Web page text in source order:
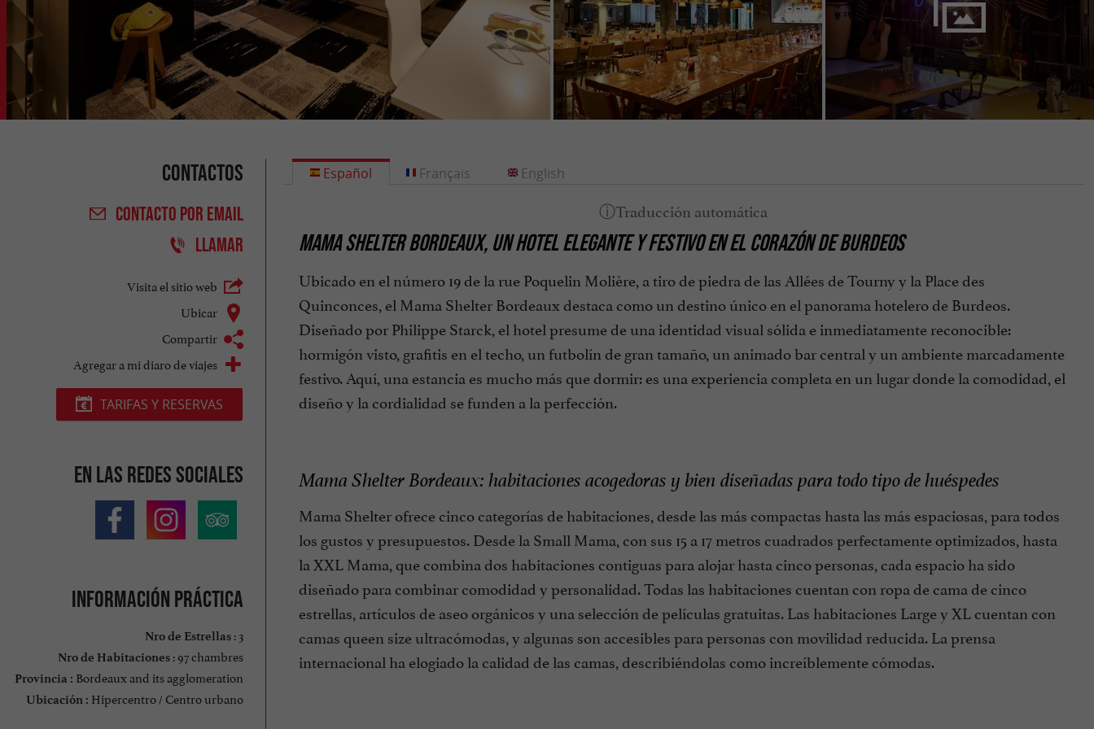
Contactos
CONTACTO POR EMAIL
LLAMAR
Visita el sitio web
Ubicar
Compartir
Agregar a mi diaro de viajes
TARIFAS Y RESERVAS
En las redes sociales
Información práctica
Nro de Estrellas: 3
Nro de Habitaciones: 97 chambres
Provincia : Bordeaux and its agglomeration
Ubicación : Hipercentro / Centro urbano
Español
MAMA SHELTER BORDEAUX, UN HOTEL ELEGANTE Y FESTIVO EN EL CORAZÓN DE BURDEOS
Ubicado en el número 19 de la rue Poquelin Molière, a tiro de piedra de las Allées de Tourny y la Place des
Quinconces, el Mama Shelter Bordeaux destaca como un destino único en el panorama hotelero de Burdeos.
Diseñado por Philippe Starck, el hotel presume de una identidad visual sólida e inmediatamente reconocible:
hormigón visto, grafitis en el techo, un futbolín de gran tamaño, un animado bar central y un ambiente marcadamente
festivo. Aquí, una estancia es mucho más que dormir: es una experiencia completa en un lugar donde la comodidad, el
diseño y la cordialidad se funden a la perfección.
Mama Shelter Bordeaux: habitaciones acogedoras y bien diseñadas para todo tipo de huéspedes
Mama Shelter ofrece cinco categorías de habitaciones, desde las más compactas hasta las más espaciosas, para todos
los gustos y presupuestos. Desde la Small Mama, con sus 15 a 17 metros cuadrados perfectamente optimizados, hasta
la XXL Mama, que combina dos habitaciones contiguas para alojar hasta cinco personas, cada espacio ha sido
diseñado para combinar comodidad y personalidad. Todas las habitaciones cuentan con ropa de cama de cinco
estrellas, artículos de aseo orgánicos y una selección de películas gratuitas. Las habitaciones Large y XL cuentan con
camas queen size ultracómodas, y algunas son accesibles para personas con movilidad reducida. La prensa
internacional ha elogiado la calidad de las camas, describiéndolas como increíblemente cómodas.
Français English